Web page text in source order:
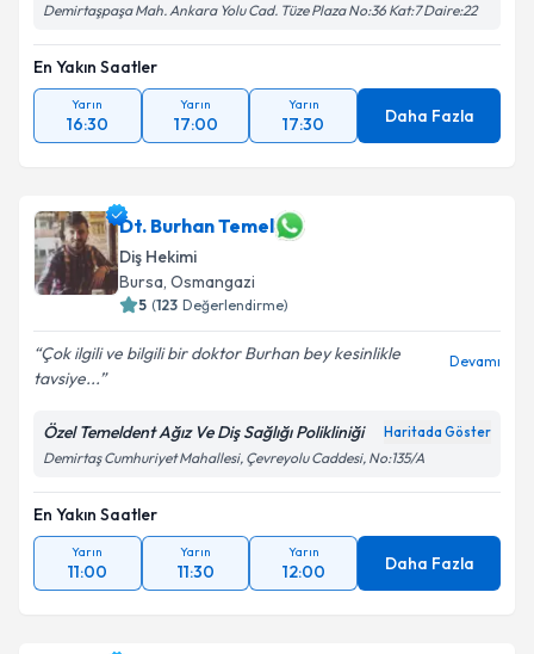
Demirtaşpaşa Mah. Ankara Yolu Cad. Tüze Plaza No:36 Kat:7 Daire:22
En Yakın Saatler
Yarın
16:30
Yarın
17:00
Yarın
17:30 Daha Fazla
Dt. Burhan Temel
Diş Hekimi
Bursa, Osmangazi
5 (123 Değerlendirme)
Çok ilgili ve bilgili bir doktor Burhan bey kesinlikle
tavsiye...
Devamı
Özel Temeldent Ağız Ve Diş Sağlığı Polikliniği Haritada Göster
Demirtaş Cumhuriyet Mahallesi, Çevreyolu Caddesi, No:135/A
En Yakın Saatler
Yarın
11:00
Yarın
11:30
Yarın
12:00 Daha Fazla